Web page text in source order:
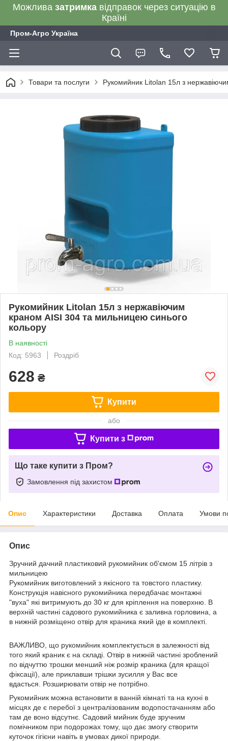
Можлива затримкавідправок через ситуацію в
Країні
Пром-Агро Україна
Товари та послуги Рукомийник Litolan 15л з
Рукомийник Litolan 15л з нержавіючим
краном AISI 304 та мильницею синього
кольору
В наявності
Код: 5963
Роздріб
628 ₴
Купити
або
Купити з
Що таке купити з Пром?
Замовлення під захистом
Опис Характеристики Доставка Оплата Умови
Опис
Зручний дачний пластиковий рукомийник об'ємом 15 літрів з
мильницею
Рукомийник виготовлений з якісного та товстого пластику.
Конструкція навісного рукомийника передбачає монтажні
"вуха" які витримують до 30 кг для кріплення на поверхню. В
верхній частині садового рукомийника є заливна горловина, а
в нижній розміщено отвір для краника який іде в комплекті.
ВАЖЛИВО, що рукомийник комплектується в залежності від
того який краник є на складі. Отвір в нижній частині зроблений
по відчуттю трошки менший ніж розмір краника (для кращої
фіксації), але приклавши трішки зусилля у Вас все
вдасться. Розширювати отвір не потрібно.
Рукомийник можна встановити в ванній кімнаті та на кухні в
місцях де є перебої з централізованим водопостачанням або
там де воно відсутнє. Садовий мийник буде зручним
помічником при подорожах тому, що дає змогу створити
куточок гігієни навіть в умовах дикої природи.